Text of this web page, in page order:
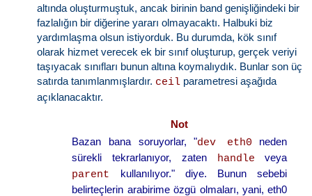
altında oluşturmuştuk, ancak birinin band genişliğindeki bir
fazlalığın bir diğerine yararı olmayacaktı. Halbuki biz
yardımlaşma olsun istiyorduk. Bu durumda, kök sınıf
olarak hizmet verecek ek bir sınıf oluşturup, gerçek veriyi
taşıyacak sınıfları bunun altına koymalıydık. Bunlar son üç
satırda tanımlanmışlardır. ceil parametresi aşağıda
açıklanacaktır.
Not
Bazan bana soruyorlar, "dev eth0 neden
sürekli tekrarlanıyor, zaten handle veya
parent kullanılıyor." diye. Bunun sebebi
belirteçlerin arabirime özgü olmaları, yani, eth0